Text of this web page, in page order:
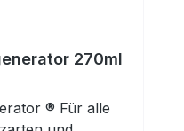
270ml
Für alle